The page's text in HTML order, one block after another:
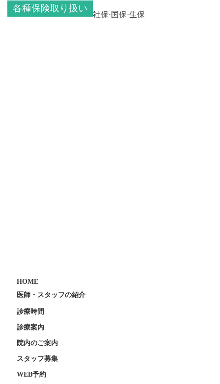
各種保険取り扱い
社保·国保·生保
HOME
医師・スタッフの紹介
診療時間
診療案内
院内のご案内
スタッフ募集
WEB予約